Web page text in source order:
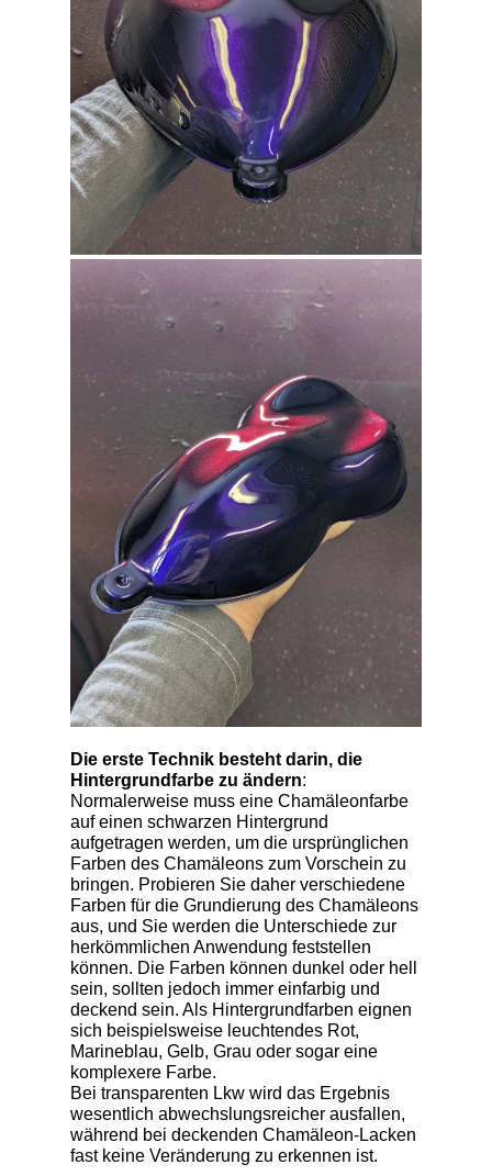
Die erste Technik besteht darin, die
Hintergrundfarbe zu ändern:
Normalerweise muss eine Chamäleonfarbe
auf einen schwarzen Hintergrund
aufgetragen werden, um die ursprünglichen
Farben des Chamäleons zum Vorschein zu
bringen. Probieren Sie daher verschiedene
Farben für die Grundierung des Chamäleons
aus, und Sie werden die Unterschiede zur
herkömmlichen Anwendung feststellen
können. Die Farben können dunkel oder hell
sein, sollten jedoch immer einfarbig und
deckend sein. Als Hintergrundfarben eignen
sich beispielsweise leuchtendes Rot,
Marineblau, Gelb, Grau oder sogar eine
komplexere Farbe.
Bei transparenten Lkw wird das Ergebnis
wesentlich abwechslungsreicher ausfallen,
während bei deckenden Chamäleon-Lacken
fast keine Veränderung zu erkennen ist.